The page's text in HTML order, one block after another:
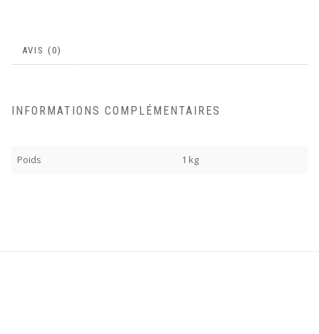
AVIS (0)
INFORMATIONS COMPLÉMENTAIRES
Poids 1 kg